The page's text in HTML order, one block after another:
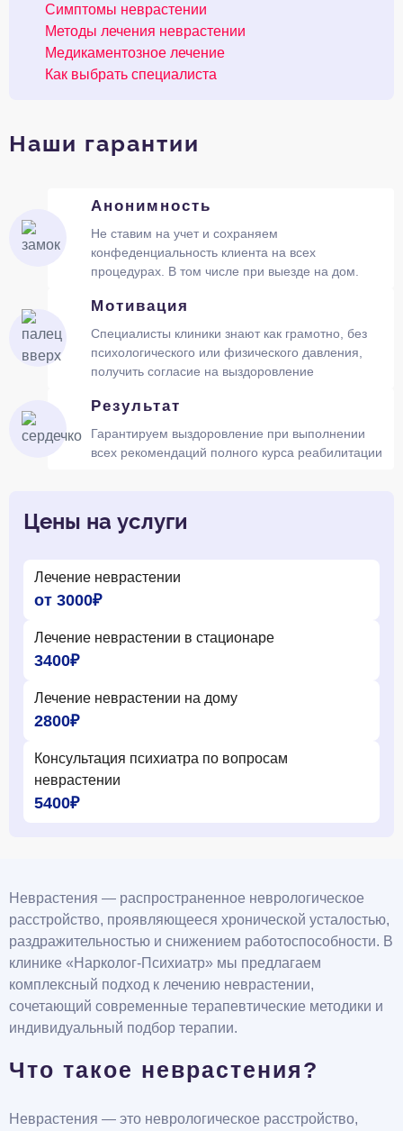
Симптомы неврастении
Методы лечения неврастении
Медикаментозное лечение
Как выбрать специалиста
Наши гарантии
Анонимность
Не ставим на учет и сохраняем
конфеденциальность клиента на всех
процедурах. В том числе при выезде на дом.
Мотивация
Специалисты клиники знают как грамотно, без
психологического или физического давления,
получить согласие на выздоровление
Результат
Гарантируем выздоровление при выполнении
всех рекомендаций полного курса реабилитации
Цены на услуги
Лечение неврастении
от 3000₽
Лечение неврастении в стационаре
3400₽
Лечение неврастении на дому
2800₽
Консультация психиатра по вопросам
неврастении
5400₽
Неврастения — распространенное неврологическое
расстройство, проявляющееся хронической усталостью,
раздражительностью и снижением работоспособности. В
клинике «Нарколог-Психиатр» мы предлагаем
комплексный подход к лечению неврастении,
сочетающий современные терапевтические методики и
индивидуальный подбор терапии.
Что такое неврастения?
Неврастения — это неврологическое расстройство,